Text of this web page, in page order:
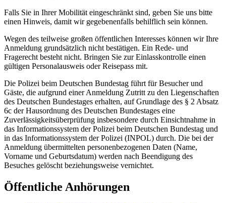
Falls Sie in Ihrer Mobilität eingeschränkt sind, geben Sie uns bitte
einen Hinweis, damit wir gegebenenfalls behilflich sein können.
Wegen des teilweise großen öffentlichen Interesses können wir Ihre
Anmeldung grundsätzlich nicht bestätigen. Ein Rede- und
Fragerecht besteht nicht. Bringen Sie zur Einlasskontrolle einen
gültigen Personalausweis oder Reisepass mit.
Die Polizei beim Deutschen Bundestag führt für Besucher und
Gäste, die aufgrund einer Anmeldung Zutritt zu den Liegenschaften
des Deutschen Bundestages erhalten, auf Grundlage des § 2 Absatz
6c der Hausordnung des Deutschen Bundestages eine
Zuverlässigkeitsüberprüfung insbesondere durch Einsichtnahme in
das Informationssystem der Polizei beim Deutschen Bundestag und
in das Informationssystem der Polizei (INPOL) durch. Die bei der
Anmeldung übermittelten personenbezogenen Daten (Name,
Vorname und Geburtsdatum) werden nach Beendigung des
Besuches gelöscht beziehungsweise vernichtet.
Öffentliche Anhörungen